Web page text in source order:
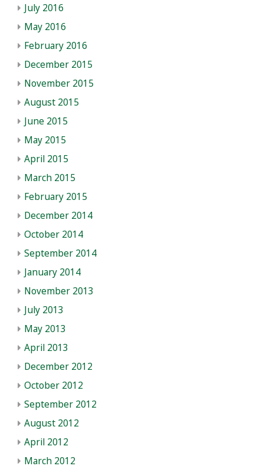
July 2016
May 2016
February 2016
December 2015
November 2015
August 2015
June 2015
May 2015
April 2015
March 2015
February 2015
December 2014
October 2014
September 2014
January 2014
November 2013
July 2013
May 2013
April 2013
December 2012
October 2012
September 2012
August 2012
April 2012
March 2012